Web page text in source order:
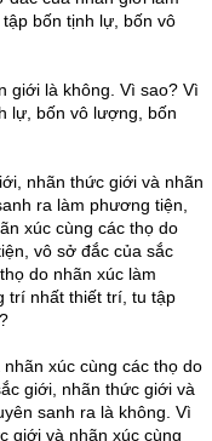
bốn tịnh lự, bốn vô
giới là không. Vì sao? Vì
lự, bốn vô lượng, bốn
nhãn thức giới và nhãn
ra làm phương tiện,
xúc cùng các thọ do
vô sở đắc của sắc
do nhãn xúc làm
trí nhất thiết trí, tu tập
xúc cùng các thọ do
giới, nhãn thức giới và
sanh ra là không. Vì
giới và nhãn xúc cùng